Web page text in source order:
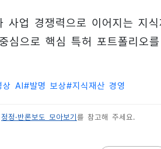
업 경쟁력으로 이어지는 지
심으로 핵심 특허 포트폴리오
상 AI#발명 보상#지식재산 경영
정정·반론보도 모아보기 를 참고해 주세요.